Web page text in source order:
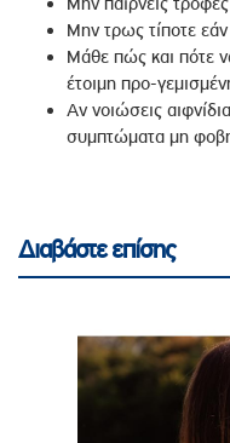
Μην τρως τίποτε εάν
Μάθε πώς και πότε
έτοιμη προ-
Αν νοιώσεις
συμπτώματα μη
Διαβάστε επίσης